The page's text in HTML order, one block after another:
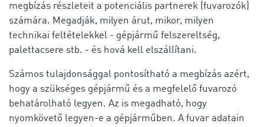
megbízás részleteit a potenciális partnerek (fuvarozók)
számára. Megadják, milyen árut, mikor, milyen
technikai feltételekkel - gépjármű felszereltség,
palettacsere stb. - és hová kell elszállítani.
Számos tulajdonsággal pontosítható a megbízás azért,
hogy a szükséges gépjármű és a megfelelő fuvarozó
behatárolható legyen. Az is megadható, hogy
nyomkövető legyen-e a gépjárműben. A fuvar adatain